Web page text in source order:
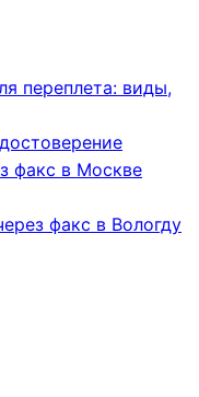
переплета: виды,
факс в Москве
факс в Вологду